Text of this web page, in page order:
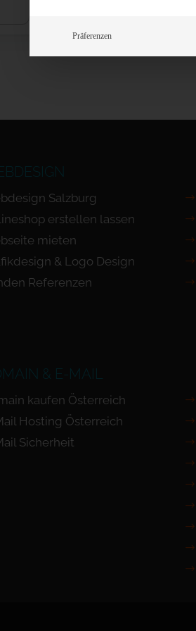
Salzburg
erstellen lassen
mieten
& Logo Design
Referenzen
& E-MAIL
kaufen Österreich
Hosting Österreich
Sicherheit
Präferenzen